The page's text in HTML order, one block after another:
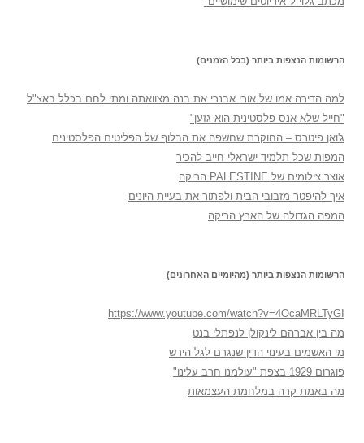
הרשומות הנצפות ביותר (בכל הזמנים)
למה הדירה אמו של אורי אבנרי את בנה מצוואתה ומתי לחם בכלל באצ"ל
"חייל שלא אנס פלסטינית הוא גזען"
ג'ואן פיטרס – החוקרת שחשפה את הבלוף של הפליטים הפלסטינים
המפות שכל תלמיד ישראלי חייב להכיר
אוצר צילומים של PALESTINE הריקה
איך להיפטר מזבובי הבית ולפתור את בעיית היונים
המפה הגדולה של הארץ הריקה
הרשומות הנצפות ביותר (מהיומיים האחרונים)
https://www.youtube.com/watch?v=4OcaMRLTyGI
מה בין אברהם לינקולן לנפתלי בנט
מי האשמים בעינוי הדין שנגרם לגל הירש
פוגרום 1929 בצפת "עולמנו חרב עלינו"
מה באמת קרה במלחמת העצמאות